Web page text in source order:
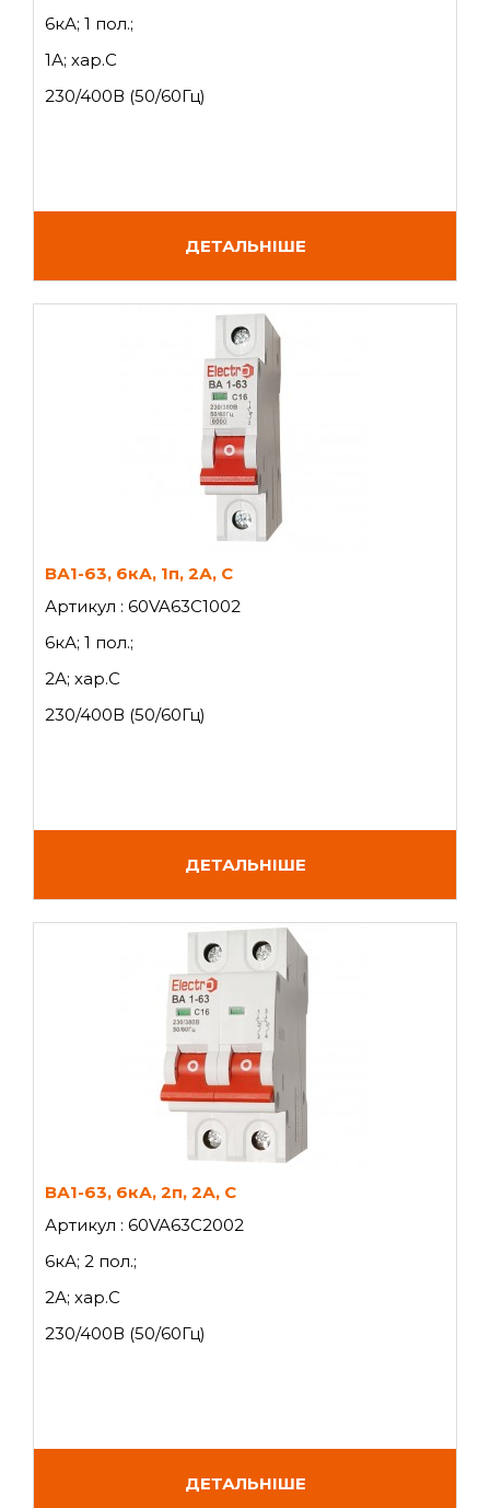
6кА; 1 пол.;
1А; хар.C
230/400В (50/60Гц)
ДЕТАЛЬНІШЕ
ВА1-63, 6кА, 1п, 2А, C
Артикул : 60VA63C1002
6кА; 1 пол.;
2А; хар.C
230/400В (50/60Гц)
ДЕТАЛЬНІШЕ
ВА1-63, 6кА, 2п, 2А, C
Артикул : 60VA63C2002
6кА; 2 пол.;
2А; хар.C
230/400В (50/60Гц)
ДЕТАЛЬНІШЕ